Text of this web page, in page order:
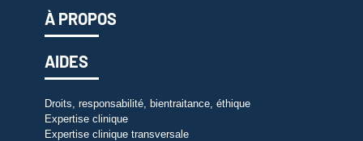
À PROPOS
AIDES
Droits, responsabilité, bientraitance, éthique
Expertise clinique
Expertise clinique transversale